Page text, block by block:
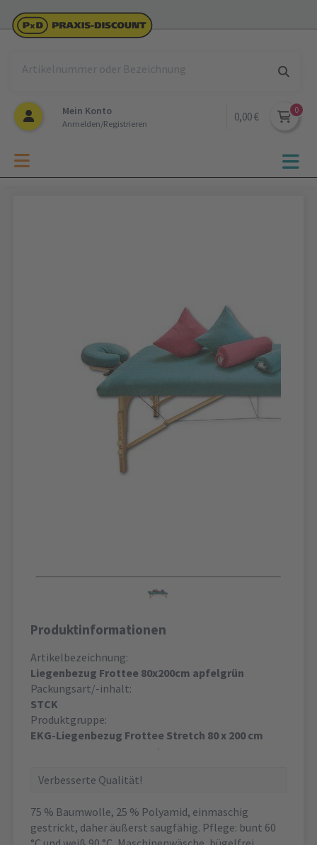
Mein Konto
Anmelden/Registrieren
0,00 €
Produktinformationen
Artikelbezeichnung:
Liegenbezug Frottee 80x200cm apfelgrün
Packungsart/-inhalt:
STCK
Produktgruppe:
EKG-Liegenbezug Frottee Stretch 80 x 200 cm
Verbesserte Qualität!
75 % Baumwolle, 25 % Polyamid, einmaschig
gestrickt, daher äußerst saugfähig. Pflege: bunt 60